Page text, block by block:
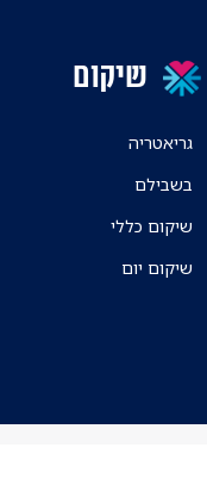
שיקום
גריאטריה
בשבילם
שיקום כללי
שיקום יום